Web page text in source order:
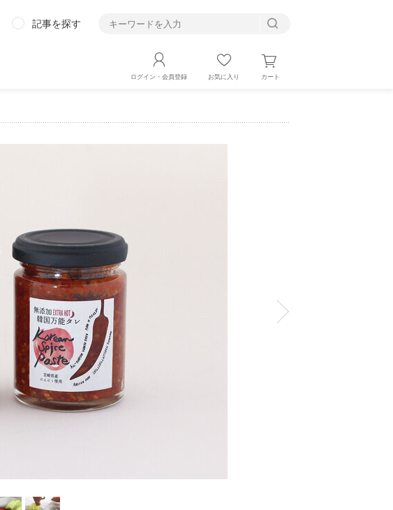
記事を探す
ログイン・会員登録 お気に入り カート